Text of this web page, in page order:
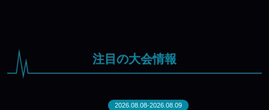
注目の大会情報
2026.08.08-2026.08.09